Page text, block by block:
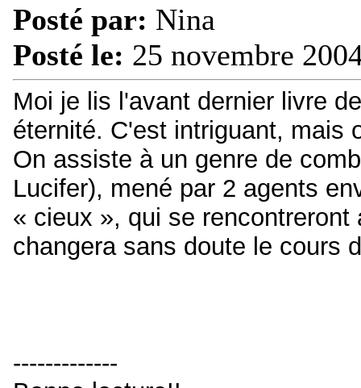
Posté par: Nina
Posté le: 25 novembre
Moi je lis l'avant dernier livre
éternité. C'est intriguant, mais
On assiste à un genre de
Lucifer), mené par 2 agents
« cieux », qui se
changera sans doute le cours
-------------